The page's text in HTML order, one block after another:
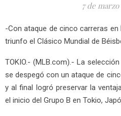
7 de marzo
-Con ataque de cinco carreras en la quinta entrada, iniciaron con
triunfo el Clásico Mundial de
TOKIO.- (MLB.com).- La
se despegó con un ataque de
y al final logró preservar la
el inicio del Grupo B en Tokio,